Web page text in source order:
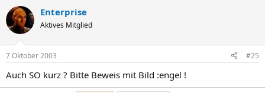
Enterprise
Aktives Mitglied
7 Oktober 2003 #25
Auch SO kurz ? Bitte Beweis mit Bild :engel !